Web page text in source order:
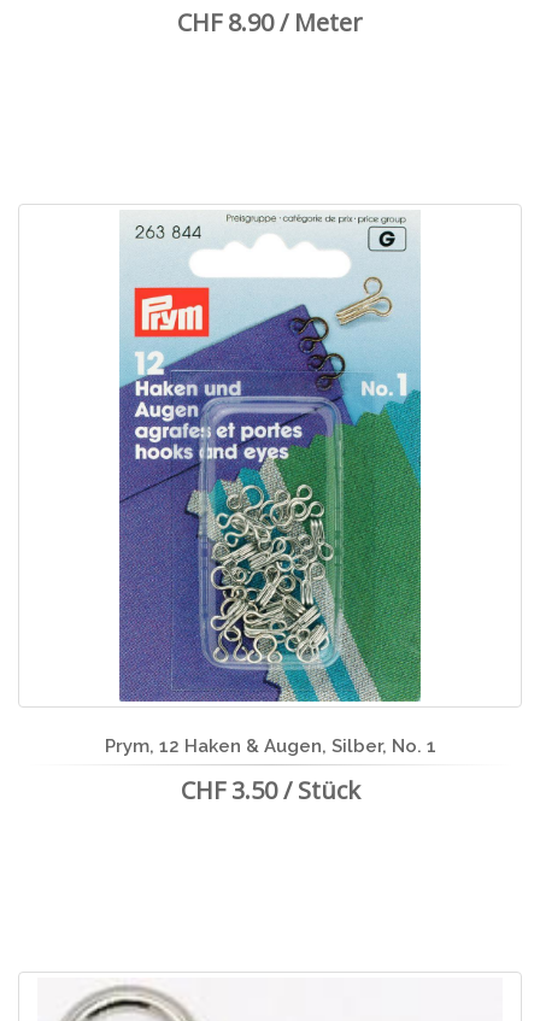
CHF 8.90 / Meter
Prym, 12 Haken & Augen, Silber, No. 1
CHF 3.50 / Stück